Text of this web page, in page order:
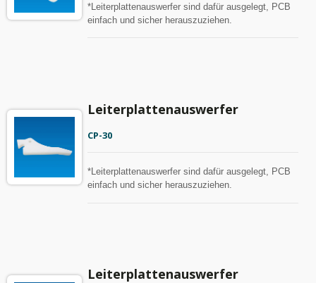
*Leiterplattenauswerfer sind dafür ausgelegt, PCB
einfach und sicher herauszuziehen.
Leiterplattenauswerfer
CP-30
*Leiterplattenauswerfer sind dafür ausgelegt, PCB
einfach und sicher herauszuziehen.
Leiterplattenauswerfer